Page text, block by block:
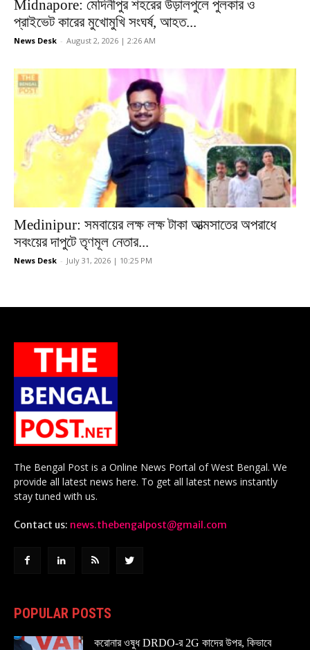
Midnapore: মেদিনীপুর শহরের উড়ালপুলে পুলকার ও
প্রাইভেট কারের মুখোমুখি সংঘর্ষ, আহত...
News Desk - August 2, 2026 | 2:26 AM
Medinipur: সমবায়ের লক্ষ লক্ষ টাকা আত্মসাতের অপরাধে
সবংয়ের দাপুটে তৃণমূল নেতার...
News Desk - July 31, 2026 | 10:25 PM
The Bengal Post is a Online News Portal of West Bengal. We
provide all latest news here. To get all latest news instantly
stay tuned with us.
Contact us: news.thebengalpost@gmail.com
POPULAR POSTS
করোনার ওষুধ DRDO-র 2G কাদের উপর, কিভাবে